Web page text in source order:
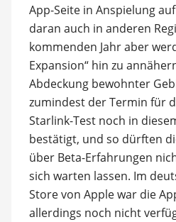
App-Seite in Anspielung
daran auch in anderen
kommenden Jahr aber
Expansion“ hin zu
Abdeckung bewohnter
zumindest der Termin für
Starlink-Test noch in
bestätigt, und so dürften
über Beta-Erfahrungen
sich warten lassen. Im
Store von Apple war die
allerdings noch nicht